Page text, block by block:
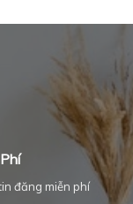
đăng miễn phí